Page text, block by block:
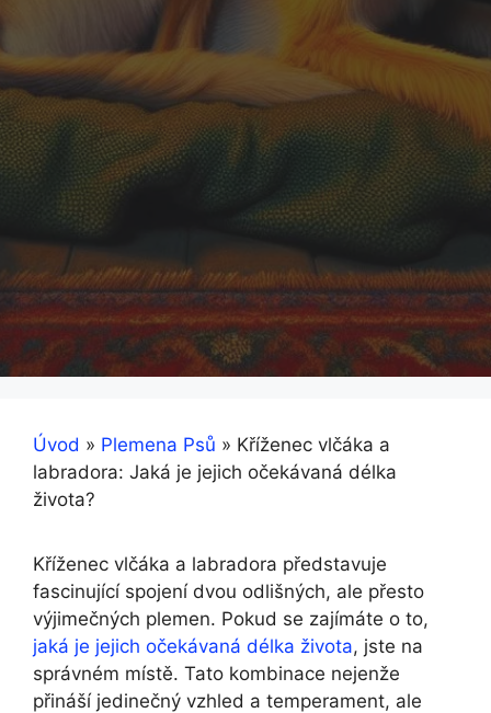
Úvod » Plemena Psů » Kříženec vlčáka a
labradora: Jaká je jejich očekávaná délka
života?
Kříženec vlčáka a labradora představuje
fascinující spojení dvou odlišných, ale přesto
výjimečných plemen. Pokud se zajímáte o to,
jaká je jejich očekávaná délka života, jste na
správném místě. Tato kombinace nejenže
přináší jedinečný vzhled a temperament, ale